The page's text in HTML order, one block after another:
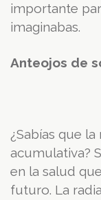
importante
imaginabas.
Anteojos de
¿Sabías que
acumulativa?
en la salud
futuro. La